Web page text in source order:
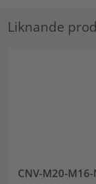
Liknande
CNV-M20-M16-